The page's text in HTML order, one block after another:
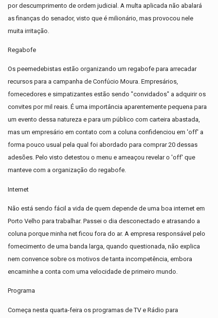
por descumprimento de ordem judicial. A multa aplicada não abalará
as finanças do senador, visto que é milionário, mas provocou nele
muita irritação.
Regabofe
Os peemedebistas estão organizando um regabofe para arrecadar
recursos para a campanha de Confúcio Moura. Empresários,
fornecedores e simpatizantes estão sendo "convidados" a adquirir os
convites por mil reais. É uma importância aparentemente pequena para
um evento dessa natureza e para um público com carteira abastada,
mas um empresário em contato com a coluna confidenciou em 'off' a
forma pouco usual pela qual foi abordado para comprar 20 dessas
adesões. Pelo visto detestou o menu e ameaçou revelar o 'off' que
manteve com a organização do regabofe.
Internet
Não está sendo fácil a vida de quem depende de uma boa internet em
Porto Velho para trabalhar. Passei o dia desconectado e atrasando a
coluna porque minha net ficou fora do ar. A empresa responsável pelo
fornecimento de uma banda larga, quando questionada, não explica
nem convence sobre os motivos de tanta incompetência, embora
encaminhe a conta com uma velocidade de primeiro mundo.
Programa
Começa nesta quarta-feira os programas de TV e Rádio para